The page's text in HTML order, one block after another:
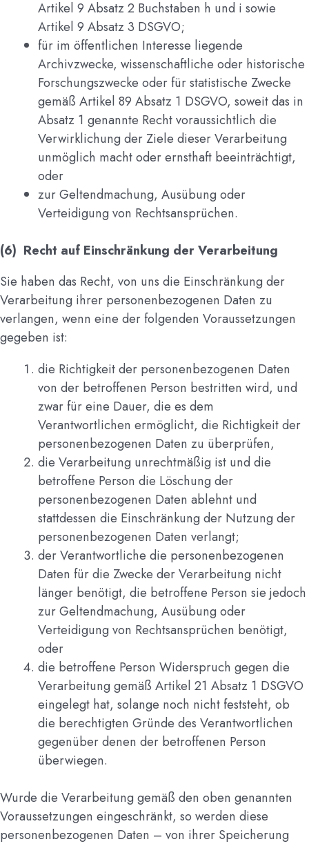
Artikel 9 Absatz 2 Buchstaben h und i sowie
Artikel 9 Absatz 3 DSGVO;
für im öffentlichen Interesse liegende
Archivzwecke, wissenschaftliche oder historische
Forschungszwecke oder für statistische Zwecke
gemäß Artikel 89 Absatz 1 DSGVO, soweit das in
Absatz 1 genannte Recht voraussichtlich die
Verwirklichung der Ziele dieser Verarbeitung
unmöglich macht oder ernsthaft beeinträchtigt,
oder
zur Geltendmachung, Ausübung oder
Verteidigung von Rechtsansprüchen.
(6) Recht auf Einschränkung der Verarbeitung
Sie haben das Recht, von uns die Einschränkung der
Verarbeitung ihrer personenbezogenen Daten zu
verlangen, wenn eine der folgenden Voraussetzungen
gegeben ist:
die Richtigkeit der personenbezogenen Daten
von der betroffenen Person bestritten wird, und
zwar für eine Dauer, die es dem
Verantwortlichen ermöglicht, die Richtigkeit der
personenbezogenen Daten zu überprüfen,
die Verarbeitung unrechtmäßig ist und die
betroffene Person die Löschung der
personenbezogenen Daten ablehnt und
stattdessen die Einschränkung der Nutzung der
personenbezogenen Daten verlangt;
der Verantwortliche die personenbezogenen
Daten für die Zwecke der Verarbeitung nicht
länger benötigt, die betroffene Person sie jedoch
zur Geltendmachung, Ausübung oder
Verteidigung von Rechtsansprüchen benötigt,
oder
die betroffene Person Widerspruch gegen die
Verarbeitung gemäß Artikel 21 Absatz 1 DSGVO
eingelegt hat, solange noch nicht feststeht, ob
die berechtigten Gründe des Verantwortlichen
gegenüber denen der betroffenen Person
überwiegen.
Wurde die Verarbeitung gemäß den oben genannten
Voraussetzungen eingeschränkt, so werden diese
personenbezogenen Daten – von ihrer Speicherung